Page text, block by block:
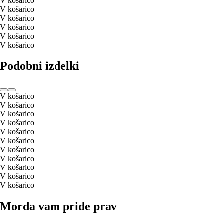
V košarico
V košarico
V košarico
V košarico
V košarico
Podobni izdelki
V košarico
V košarico
V košarico
V košarico
V košarico
V košarico
V košarico
V košarico
V košarico
V košarico
V košarico
Morda vam pride prav